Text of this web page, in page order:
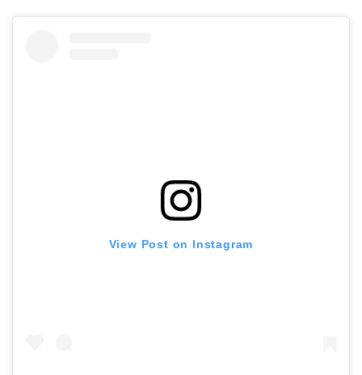
View Post on Instagram